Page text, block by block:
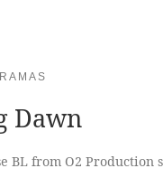
Dawn
BL from O2 Production